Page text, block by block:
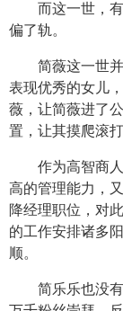
而这一世，
偏了轨。
简薇这一世
表现优秀的女儿
薇，让简薇进了
置，让其摸爬滚打
作为高智商
高的管理能力，
降经理职位，对
的工作安排诸多
顺。
简乐乐也没